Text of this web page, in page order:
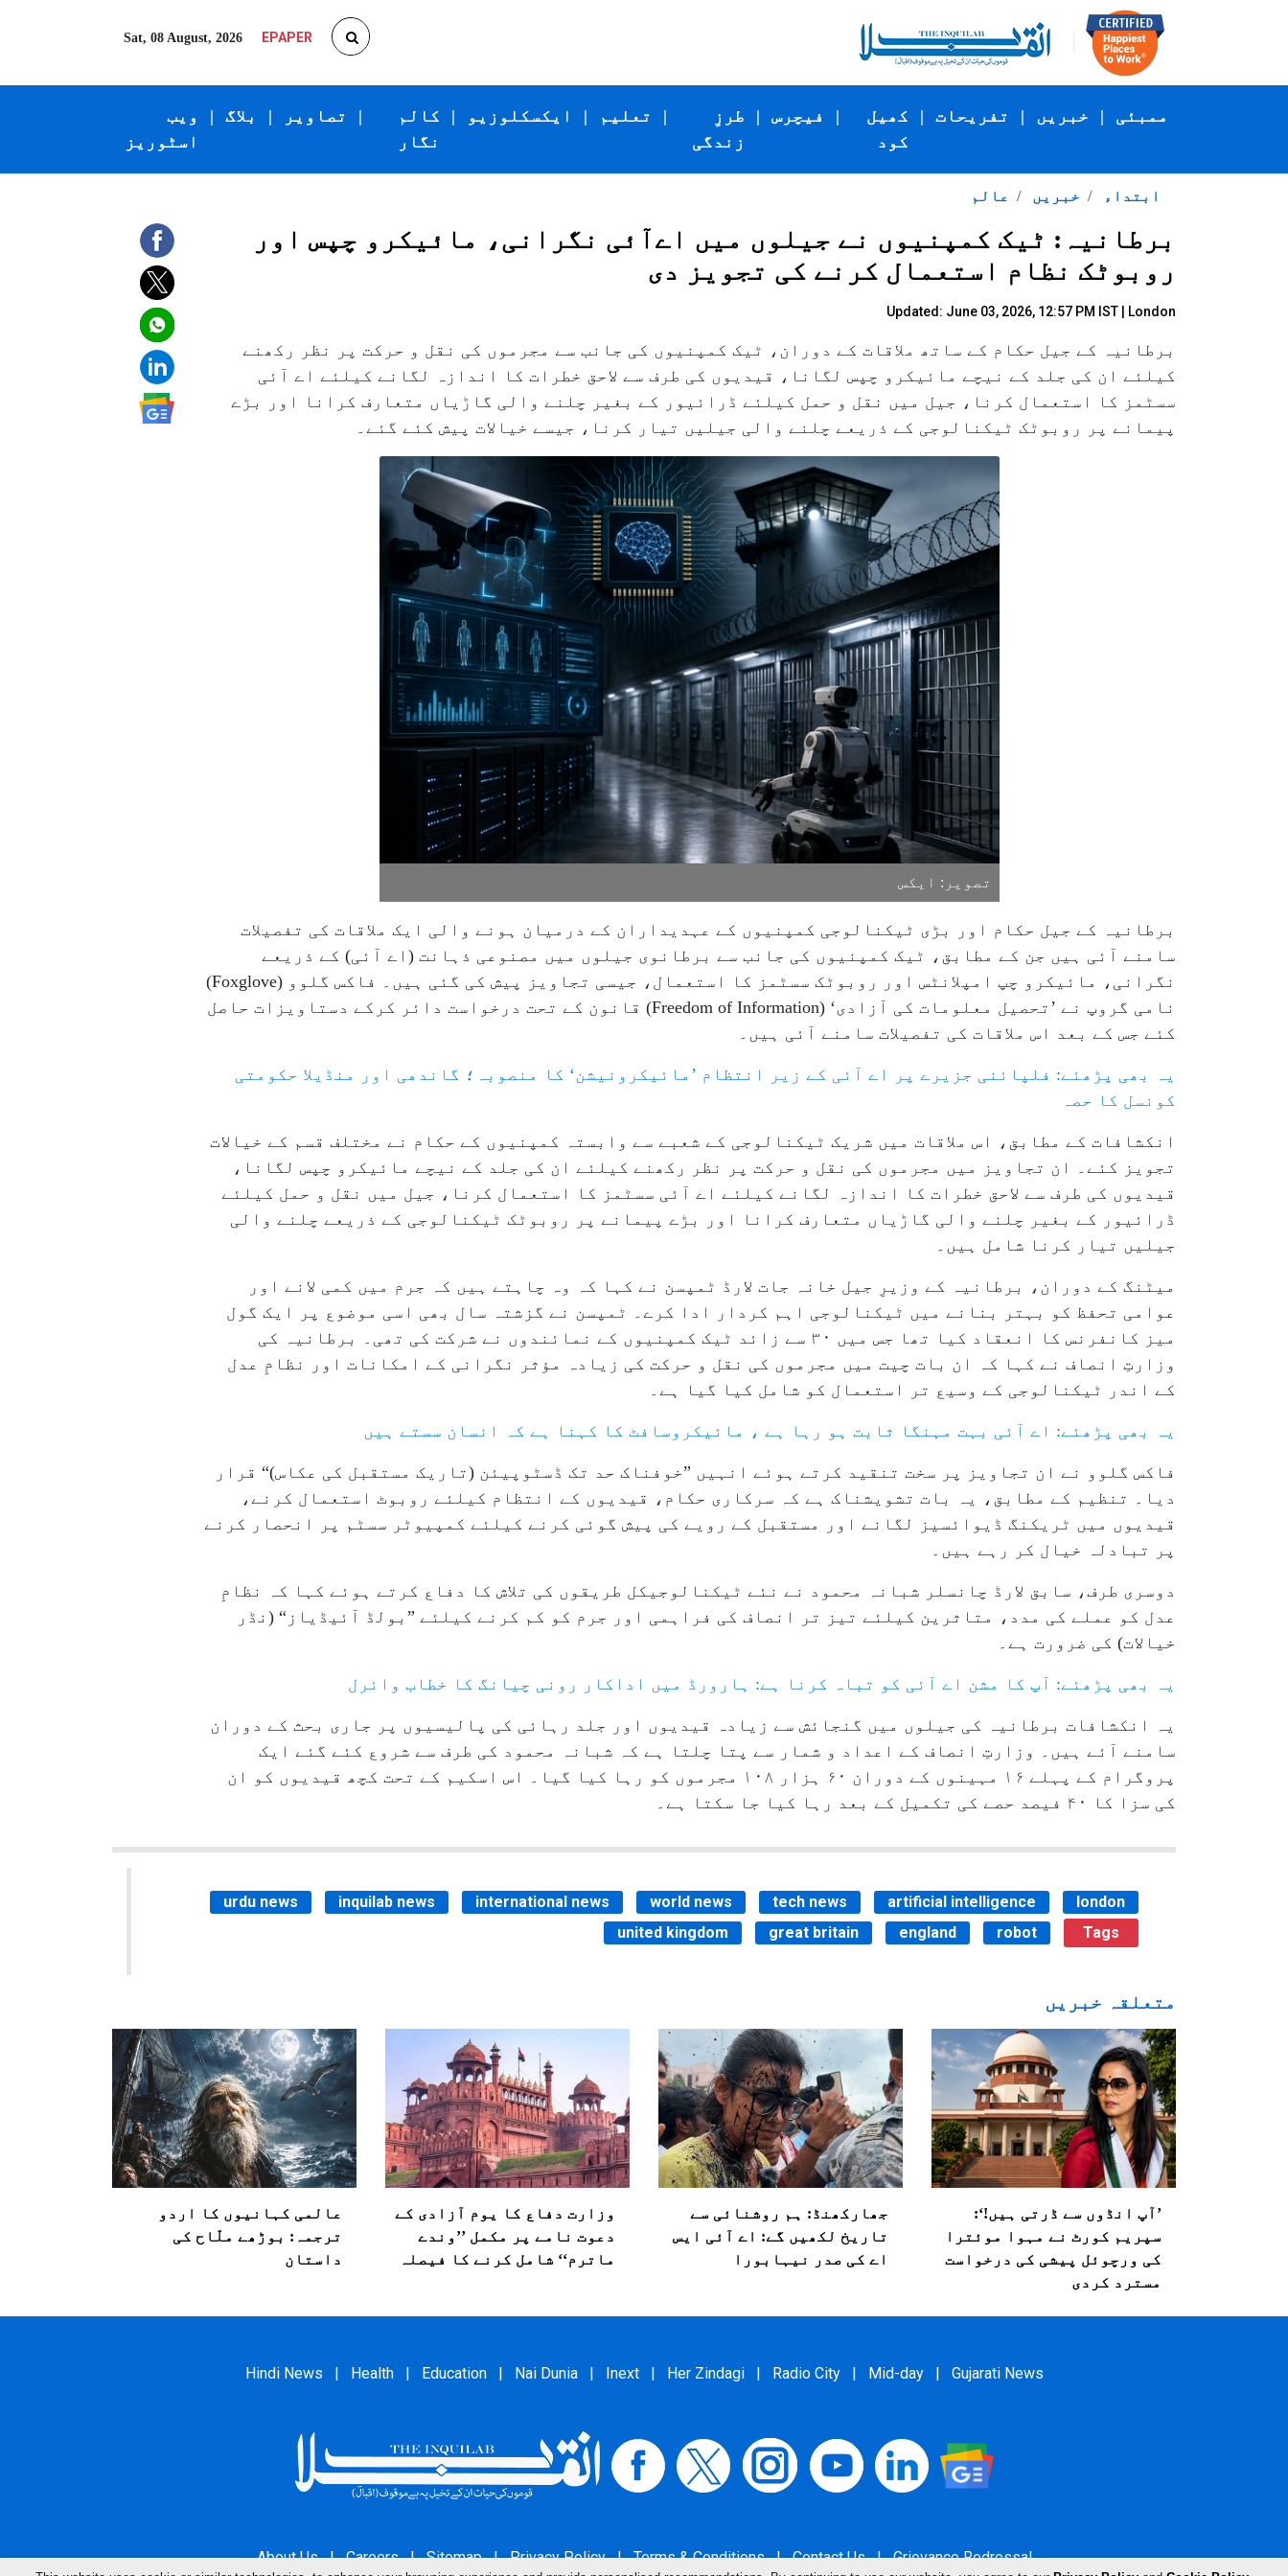
Sat, 08 August, 2026 EPAPER
ویب
اسٹوریز
| بلاگ | تصاویر |
کالم
نگار
| ایکسکلوزیو | تعلیم |
طرزِ
زندگی
| فیچرس |
کھیل
کود
| تفریحات | خبریں | ممبئی
عالم خبریں ابتداء
برطانیہ: ٹیک کمپنیوں نے جیلوں میں اےآئی نگرانی، مائیکرو چپس اور
روبوٹک نظام استعمال کرنے کی تجویز دی
Updated: June 03, 2026, 12:57 PM IST | London
برطانیہ کے جیل حکام کے ساتھ ملاقات کے دوران، ٹیک کمپنیوں کی جانب سے مجرموں کی نقل و حرکت پر نظر رکھنے
کیلئے ان کی جلد کے نیچے مائیکرو چپس لگانا، قیدیوں کی طرف سے لاحق خطرات کا اندازہ لگانے کیلئے اے آئی
سسٹمز کا استعمال کرنا، جیل میں نقل و حمل کیلئے ڈرائیور کے بغیر چلنے والی گاڑیاں متعارف کرانا اور بڑے
پیمانے پر روبوٹک ٹیکنالوجی کے ذریعے چلنے والی جیلیں تیار کرنا، جیسے خیالات پیش کئے گئے۔
تصویر: ایکس
برطانیہ کے جیل حکام اور بڑی ٹیکنالوجی کمپنیوں کے عہدیداران کے درمیان ہونے والی ایک ملاقات کی تفصیلات
سامنے آئی ہیں جن کے مطابق، ٹیک کمپنیوں کی جانب سے برطانوی جیلوں میں مصنوعی ذہانت (اے آئی) کے ذریعے
نگرانی، مائیکرو چپ امپلانٹس اور روبوٹک سسٹمز کا استعمال، جیسی تجاویز پیش کی گئی ہیں۔ فاکس گلوو (Foxglove)
نامی گروپ نے ’تحصیل معلومات کی آزادی‘ (Freedom of Information) قانون کے تحت درخواست دائر کرکے دستاویزات حاصل
کئے جس کے بعد اس ملاقات کی تفصیلات سامنے آئی ہیں۔
یہ بھی پڑھئے: فلپائنی جزیرے پر اے آئی کے زیر انتظام ’مائیکرونیشن‘ کا منصوبہ؛ گاندھی اور منڈیلا حکومتی
کونسل کا حصہ
انکشافات کے مطابق، اس ملاقات میں شریک ٹیکنالوجی کے شعبے سے وابستہ کمپنیوں کے حکام نے مختلف قسم کے خیالات
تجویز کئے۔ ان تجاویز میں مجرموں کی نقل و حرکت پر نظر رکھنے کیلئے ان کی جلد کے نیچے مائیکرو چپس لگانا،
قیدیوں کی طرف سے لاحق خطرات کا اندازہ لگانے کیلئے اے آئی سسٹمز کا استعمال کرنا، جیل میں نقل و حمل کیلئے
ڈرائیور کے بغیر چلنے والی گاڑیاں متعارف کرانا اور بڑے پیمانے پر روبوٹک ٹیکنالوجی کے ذریعے چلنے والی
جیلیں تیار کرنا شامل ہیں۔
میٹنگ کے دوران، برطانیہ کے وزیرِ جیل خانہ جات لارڈ ٹمپسن نے کہا کہ وہ چاہتے ہیں کہ جرم میں کمی لانے اور
عوامی تحفظ کو بہتر بنانے میں ٹیکنالوجی اہم کردار ادا کرے۔ ٹمپسن نے گزشتہ سال بھی اسی موضوع پر ایک گول
میز کانفرنس کا انعقاد کیا تھا جس میں ۳۰ سے زائد ٹیک کمپنیوں کے نمائندوں نے شرکت کی تھی۔ برطانیہ کی
وزارتِ انصاف نے کہا کہ ان بات چیت میں مجرموں کی نقل و حرکت کی زیادہ مؤثر نگرانی کے امکانات اور نظامِ عدل
کے اندر ٹیکنالوجی کے وسیع تر استعمال کو شامل کیا گیا ہے۔
یہ بھی پڑھئے: اے آئی بہت مہنگا ثابت ہو رہا ہے ، مائیکروسافٹ کا کہنا ہے کہ انسان سستے ہیں
فاکس گلوو نے ان تجاویز پر سخت تنقید کرتے ہوئے انہیں ”خوفناک حد تک ڈسٹوپیئن (تاریک مستقبل کی عکاس)“ قرار
دیا۔ تنظیم کے مطابق، یہ بات تشویشناک ہے کہ سرکاری حکام، قیدیوں کے انتظام کیلئے روبوٹ استعمال کرنے،
قیدیوں میں ٹریکنگ ڈیوائسیز لگانے اور مستقبل کے رویے کی پیش گوئی کرنے کیلئے کمپیوٹر سسٹم پر انحصار کرنے
پر تبادلہ خیال کر رہے ہیں۔
دوسری طرف، سابق لارڈ چانسلر شبانہ محمود نے نئے ٹیکنالوجیکل طریقوں کی تلاش کا دفاع کرتے ہوئے کہا کہ نظامِ
عدل کو عملے کی مدد، متاثرین کیلئے تیز تر انصاف کی فراہمی اور جرم کو کم کرنے کیلئے ”بولڈ آئیڈیاز“ (نڈر
خیالات) کی ضرورت ہے۔
یہ بھی پڑھئے: آپ کا مشن اے آئی کو تباہ کرنا ہے: ہارورڈ میں اداکار رونی چیانگ کا خطاب وائرل
یہ انکشافات برطانیہ کی جیلوں میں گنجائش سے زیادہ قیدیوں اور جلد رہائی کی پالیسیوں پر جاری بحث کے دوران
سامنے آئے ہیں۔ وزارتِ انصاف کے اعداد و شمار سے پتا چلتا ہے کہ شبانہ محمود کی طرف سے شروع کئے گئے ایک
پروگرام کے پہلے ۱۶ مہینوں کے دوران ۶۰ ہزار ۱۰۸ مجرموں کو رہا کیا گیا۔ اس اسکیم کے تحت کچھ قیدیوں کو ان
کی سزا کا ۴۰ فیصد حصے کی تکمیل کے بعد رہا کیا جا سکتا ہے۔
urdu news inquilab news international news world news tech news artificial intelligence
london
united kingdom
great britain england robot Tags
متعلقہ خبریں
’آپ انڈوں سے ڈرتی ہیں!‘:
سپریم کورٹ نے مہوا موئترا
کی ورچوئل پیشی کی درخواست
مسترد کردی
جھارکھنڈ: ہم روشنائی سے
تاریخ لکھیں گے: اے آئی ایس
اے کی صدر نیہابورا
وزارت دفاع کا یوم آزادی کے
دعوت نامے پر مکمل ’’وندے
ماترم‘‘ شامل کرنے کا فیصلہ
عالمی کہانیوں کا اردو
ترجمہ: بوڑھے ملّاح کی
داستان
Hindi News | Health | Education | Nai Dunia | Inext | Her Zindagi | Radio City | Mid-day | Gujarati News
About Us | Careers | Sitemap | Privacy Policy | Terms & Conditions | Contact Us | Grievance Redressal